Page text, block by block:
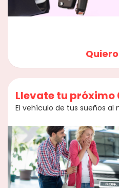
Llevate tu próximo
El vehículo de tus sueños